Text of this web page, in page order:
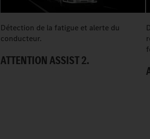
Détection de la fatigue et alerte du
conducteur.
ATTENTION ASSIST 2.